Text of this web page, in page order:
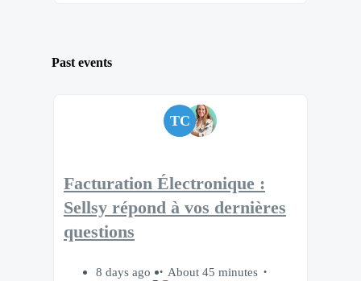
Past events
TC
Facturation Électronique :
Sellsy répond à vos dernières
questions
8 days ago
About 45 minutes